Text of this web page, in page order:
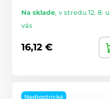
Na sklade, v stredu 12. 8. u
vás
16,12 €
Nedioptrické